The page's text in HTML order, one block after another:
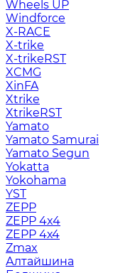
Wheels UP
Windforce
X-RACE
X-trike
X-trikeRST
XCMG
XinFA
Xtrike
XtrikeRST
Yamato
Yamato Samurai
Yamato Segun
Yokatta
Yokohama
YST
ZEPP
ZEPP 4x4
ZEPP 4х4
Zmax
Алтайшина